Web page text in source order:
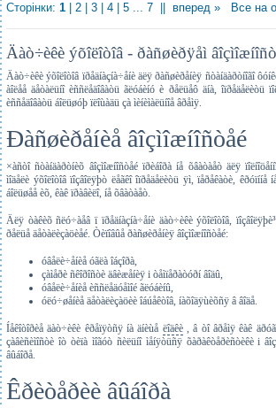
Сторінки: 1 2 3 4 5 ... 7 вперед » Все на
Äàò÷èêè ýõîëîòîâ - ðàñøèðÿåì
Äàò÷èêè ýõîëîòîâ ïðåäíàçíà÷åíè äëÿ ðàñøèðåíèÿ ñòàíäàðòíîãî
àîëåå äåòàëüíî èññëåäîâàòü ãëóáèíó è ðåëüåô äíà, îïðåäåëèòü
èññåäîâàòü áîëüøóþ ïëîùàäü çà ìèíèìàëüíîå âðåìÿ.
Ðàñøèðåíèå âîçìîæíîñòåé
×àñòî ñòàíäàðòíèõ âîçìîæíîñòåé ïðèáîðà íå õâàòàåò äëÿ
ìîäåëè ýõîëîòîâ ïîçâîëÿþò ëåãêî îïðåäåëèòü ÿì, ïåðåêàòè,
áîëüøåå èõ, êàê ïðàâèëî, íå õâàòàåò.
Äëÿ òàêèõ ñëó÷àåâ ï ïðåäíàçíà÷åíè äàò÷èêè ýõîëîòîâ,
ðåëüå äåòàëèçàöèåé. Òèïîâûå ðàñøèðåíèÿ âîçìîæíîñòåé:
óâåëè÷åíèå óãëà îáçîðà,
çàìåðè ñêîðîñòè äâèæåíèÿ і òåìïåðàòóðí âîäû,
óâåëè÷åíèå èññëåäóåìîé ãëóáèíû,
óëó÷øåíèå äåòàëèçàöèè îáúåêòîâ, íàõîäÿùèõñÿ â âîäå.
Íåêîòîðèå äàò÷èêè êðåïÿòñÿ íà äíèùå ëîäêè, â òî âðåìÿ êàê
çàâèñèìîñòè îò òèïà ìîãóò ñèëüíî ìåíÿòüñÿ õàðàêòåðèñòèêè і
âûáîðå.
Êðèòåðèè âûáîðà